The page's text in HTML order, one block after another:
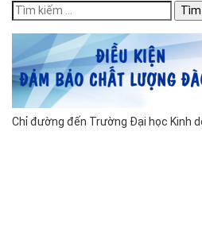
Tìm
kiếm
cho:
Chỉ đường đến Trường Đại học Kinh